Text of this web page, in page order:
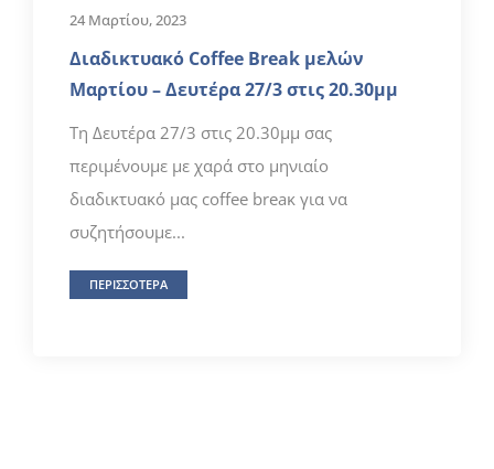
24 Μαρτίου, 2023
Διαδικτυακό Coffee Break μελών
Μαρτίου – Δευτέρα 27/3 στις 20.30μμ
Τη Δευτέρα 27/3 στις 20.30μμ σας
περιμένουμε με χαρά στο μηνιαίο
διαδικτυακό μας coffee breaκ για να
συζητήσουμε...
ΠΕΡΙΣΣΟΤΕΡΑ